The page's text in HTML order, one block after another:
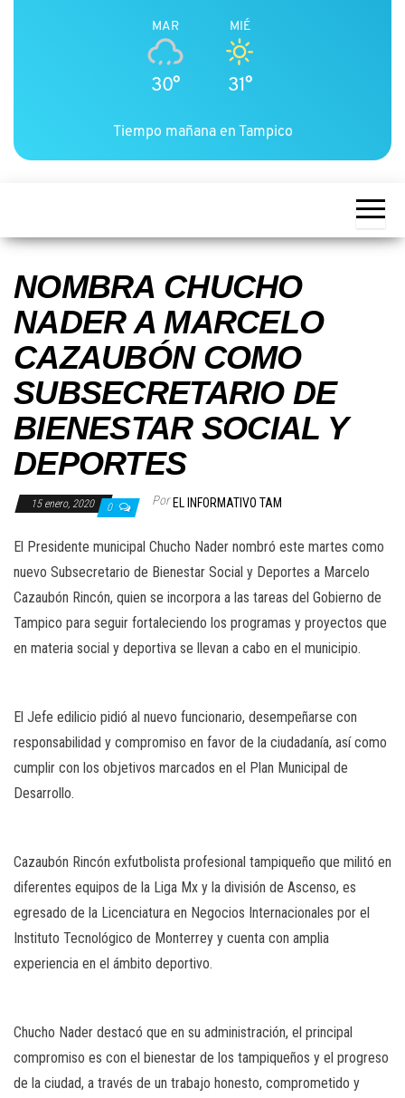
MAR
30°
MIÉ
31°
Tiempo mañana en Tampico
NOMBRA CHUCHO
NADER A MARCELO
CAZAUBÓN COMO
SUBSECRETARIO DE
BIENESTAR SOCIAL Y
DEPORTES
15 enero, 2020 0 Por EL INFORMATIVO TAM
El Presidente municipal Chucho Nader nombró este martes como
nuevo Subsecretario de Bienestar Social y Deportes a Marcelo
Cazaubón Rincón, quien se incorpora a las tareas del Gobierno de
Tampico para seguir fortaleciendo los programas y proyectos que
en materia social y deportiva se llevan a cabo en el municipio.
El Jefe edilicio pidió al nuevo funcionario, desempeñarse con
responsabilidad y compromiso en favor de la ciudadanía, así como
cumplir con los objetivos marcados en el Plan Municipal de
Desarrollo.
Cazaubón Rincón exfutbolista profesional tampiqueño que militó en
diferentes equipos de la Liga Mx y la división de Ascenso, es
egresado de la Licenciatura en Negocios Internacionales por el
Instituto Tecnológico de Monterrey y cuenta con amplia
experiencia en el ámbito deportivo.
Chucho Nader destacó que en su administración, el principal
compromiso es con el bienestar de los tampiqueños y el progreso
de la ciudad, a través de un trabajo honesto, comprometido y